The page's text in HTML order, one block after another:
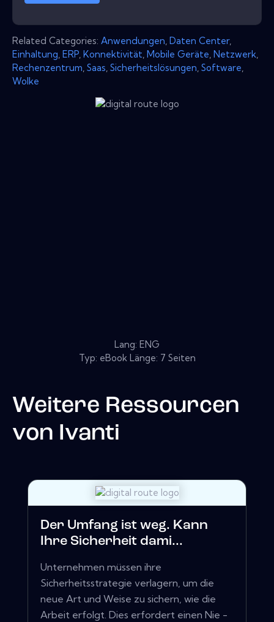
Related Categories: Anwendungen Daten Center,
Einhaltung ERP Konnektivität Mobile Geräte Netzwerk
Rechenzentrum Saas Sicherheitslösungen Software
Wolke
Lang: ENG
Typ: eBook Länge: 7 Seiten
Weitere Ressourcen
von Ivanti
Der Umfang ist weg. Kann
Ihre Sicherheit dami...
Unternehmen müssen ihre
Sicherheitsstrategie verlagern, um die
neue Art und Weise zu sichern, wie die
Arbeit erfolgt. Dies erfordert einen Nie -